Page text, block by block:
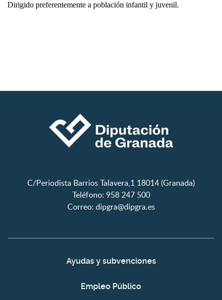
Dirigido preferentemente a población infantil y juvenil.
C/Periodista Barrios Talavera,1 18014 (Granada)
Teléfono: 958 247 500
Correo: dipgra@dipgra.es
Ayudas y subvenciones
Empleo Público